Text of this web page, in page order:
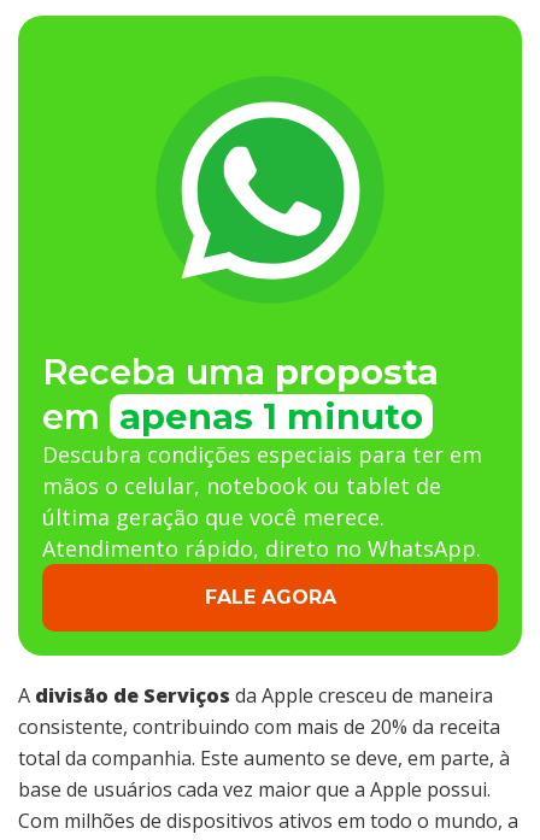
Receba uma proposta
em apenas 1 minuto
Descubra condições especiais para ter em
mãos o celular, notebook ou tablet de
última geração que você merece.
Atendimento rápido, direto no WhatsApp.
FALE AGORA
A divisão de Serviços da Apple cresceu de maneira
consistente, contribuindo com mais de 20% da receita
total da companhia. Este aumento se deve, em parte, à
base de usuários cada vez maior que a Apple possui.
Com milhões de dispositivos ativos em todo o mundo, a